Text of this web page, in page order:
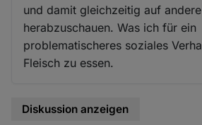
und damit gleichzeitig auf andere
herabzuschauen. Was ich für ein
problematischeres soziales
Fleisch zu essen.
Diskussion anzeigen